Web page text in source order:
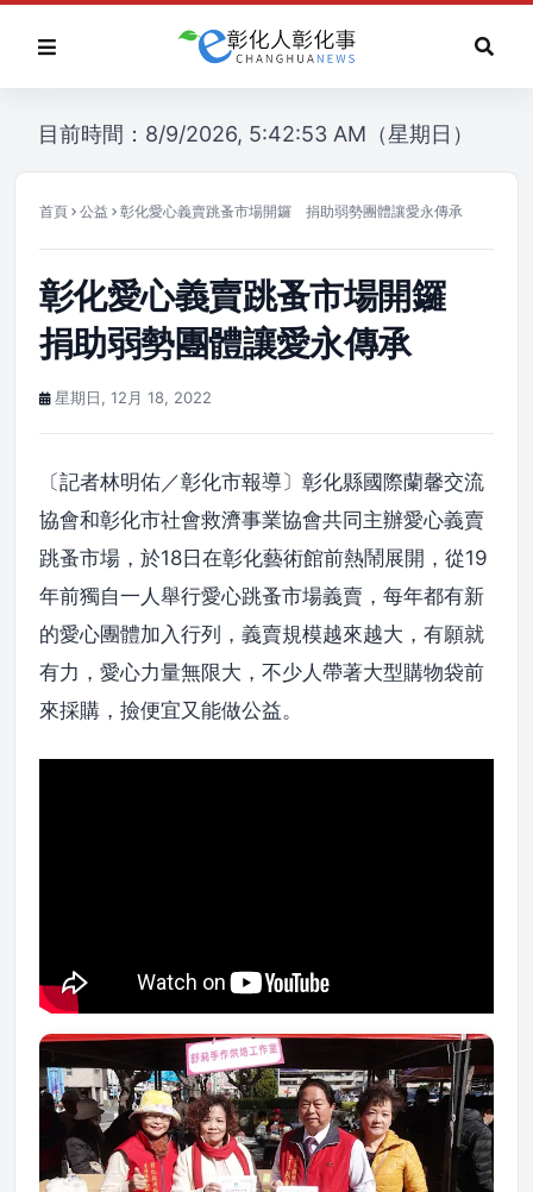
目前時間：8/9/2026, 5:42:53 AM（星期日）
首頁 公益 彰化愛心義賣跳蚤市場開鑼 捐助弱勢團體讓愛永傳承
彰化愛心義賣跳蚤市場開鑼
捐助弱勢團體讓愛永傳承
星期日, 12月 18, 2022
〔記者林明佑／彰化市報導〕彰化縣國際蘭馨交流
協會和彰化市社會救濟事業協會共同主辦愛心義賣
跳蚤市場，於18日在彰化藝術館前熱鬧展開，從19
年前獨自一人舉行愛心跳蚤市場義賣，每年都有新
的愛心團體加入行列，義賣規模越來越大，有願就
有力，愛心力量無限大，不少人帶著大型購物袋前
來採購，撿便宜又能做公益。